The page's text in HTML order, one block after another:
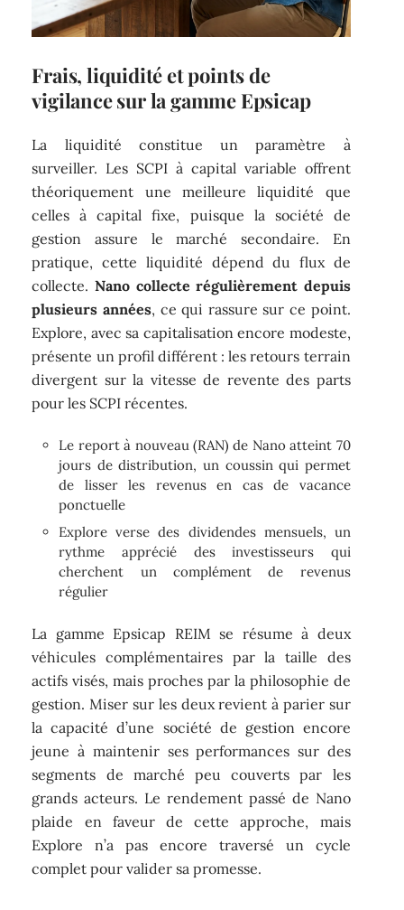
Frais, liquidité et points de
vigilance sur la gamme Epsicap
La liquidité constitue un paramètre à
surveiller. Les SCPI à capital variable offrent
théoriquement une meilleure liquidité que
celles à capital fixe, puisque la société de
gestion assure le marché secondaire. En
pratique, cette liquidité dépend du flux de
collecte. Nano collecte régulièrement depuis
plusieurs années, ce qui rassure sur ce point.
Explore, avec sa capitalisation encore modeste,
présente un profil différent : les retours terrain
divergent sur la vitesse de revente des parts
pour les SCPI récentes.
Le report à nouveau (RAN) de Nano atteint 70
jours de distribution, un coussin qui permet
de lisser les revenus en cas de vacance
ponctuelle
Explore verse des dividendes mensuels, un
rythme apprécié des investisseurs qui
cherchent un complément de revenus
régulier
La gamme Epsicap REIM se résume à deux
véhicules complémentaires par la taille des
actifs visés, mais proches par la philosophie de
gestion. Miser sur les deux revient à parier sur
la capacité d’une société de gestion encore
jeune à maintenir ses performances sur des
segments de marché peu couverts par les
grands acteurs. Le rendement passé de Nano
plaide en faveur de cette approche, mais
Explore n’a pas encore traversé un cycle
complet pour valider sa promesse.